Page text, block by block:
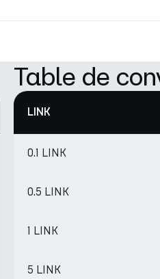
Table de
LINK
0.1 LINK
0.5 LINK
1 LINK
5 LINK